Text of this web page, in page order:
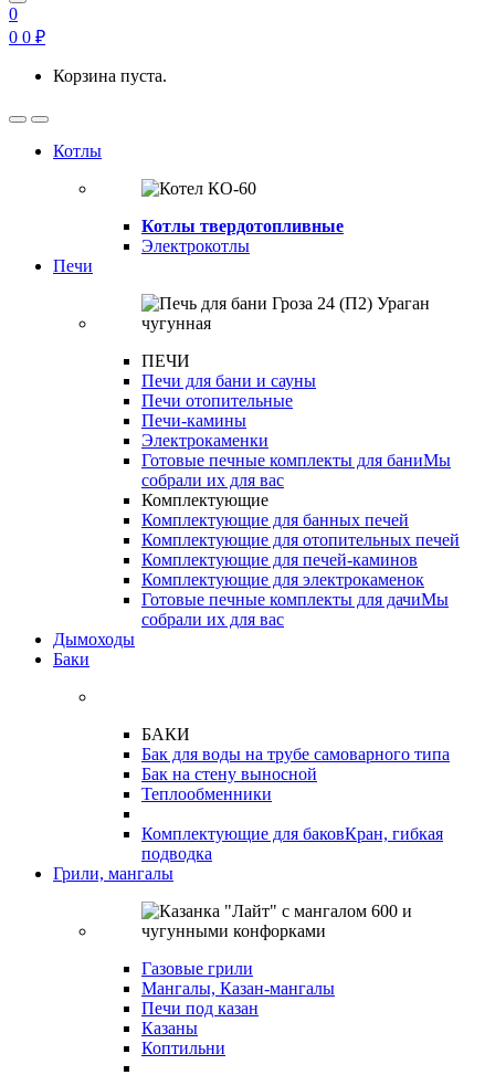
0
0 0 ₽
Корзина пуста.
OpenClose
Котлы
Котлы твердотопливные
Электрокотлы
Печи
ПЕЧИ
Печи для бани и сауны
Печи отопительные
Печи-камины
Электрокаменки
Готовые печные комплекты для баниМы
собрали их для вас
Комплектующие
Комплектующие для банных печей
Комплектующие для отопительных печей
Комплектующие для печей-каминов
Комплектующие для электрокаменок
Готовые печные комплекты для дачиМы
собрали их для вас
Дымоходы
Баки
БАКИ
Бак для воды на трубе самоварного типа
Бак на стену выносной
Теплообменники
Комплектующие для баковКран, гибкая
подводка
Грили, мангалы
Газовые грили
Мангалы, Казан-мангалы
Печи под казан
Казаны
Коптильни